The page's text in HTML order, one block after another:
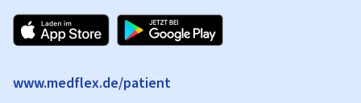
www.medflex.de/patient